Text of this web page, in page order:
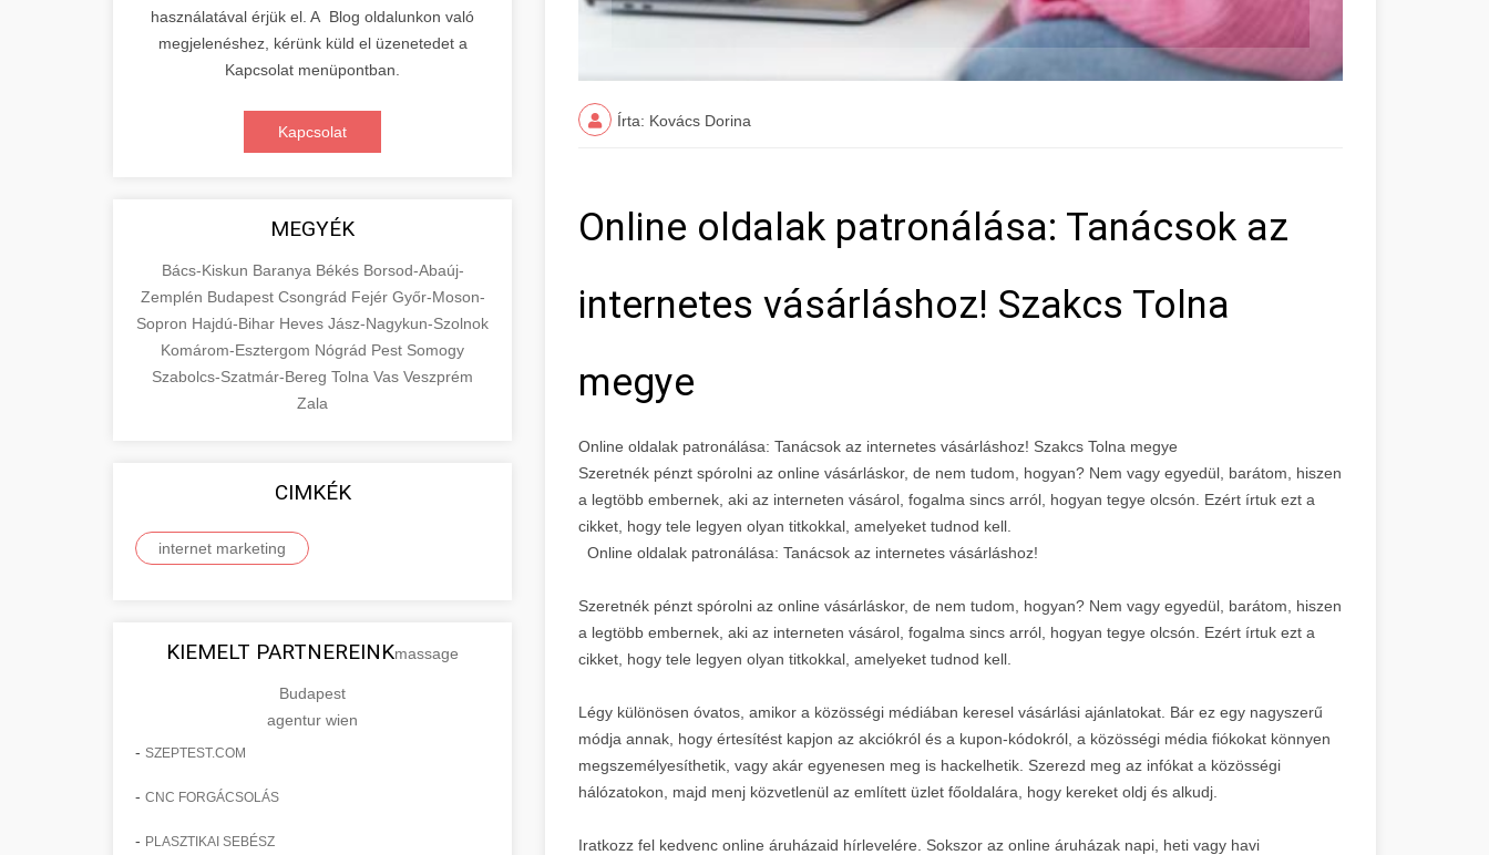
használatával érjük el. A Blog oldalunkon való
megjelenéshez, kérünk küld el üzenetedet a
Kapcsolat menüpontban.
Kapcsolat
MEGYÉK
Bács-Kiskun Baranya Békés Borsod-Abaúj-
Zemplén Budapest Csongrád Fejér Győr-Moson-
Sopron Hajdú-Bihar Heves Jász-Nagykun-Szolnok
Komárom-Esztergom Nógrád Pest Somogy
Szabolcs-Szatmár-Bereg Tolna Vas Veszprém
Zala
CIMKÉK
internet marketing
KIEMELT PARTNEREINKmassage
Budapest
agentur wien
- SZEPTEST.COM
- CNC FORGÁCSOLÁS
- PLASZTIKAI SEBÉSZ
Írta: Kovács Dorina
Online oldalak patronálása: Tanácsok az
internetes vásárláshoz! Szakcs Tolna
megye
Online oldalak patronálása: Tanácsok az internetes vásárláshoz! Szakcs Tolna megye
Szeretnék pénzt spórolni az online vásárláskor, de nem tudom, hogyan? Nem vagy egyedül, barátom, hiszen
a legtöbb embernek, aki az interneten vásárol, fogalma sincs arról, hogyan tegye olcsón. Ezért írtuk ezt a
cikket, hogy tele legyen olyan titkokkal, amelyeket tudnod kell.
Online oldalak patronálása: Tanácsok az internetes vásárláshoz!
Szeretnék pénzt spórolni az online vásárláskor, de nem tudom, hogyan? Nem vagy egyedül, barátom, hiszen
a legtöbb embernek, aki az interneten vásárol, fogalma sincs arról, hogyan tegye olcsón. Ezért írtuk ezt a
cikket, hogy tele legyen olyan titkokkal, amelyeket tudnod kell.
Légy különösen óvatos, amikor a közösségi médiában keresel vásárlási ajánlatokat. Bár ez egy nagyszerű
módja annak, hogy értesítést kapjon az akciókról és a kupon-kódokról, a közösségi média fiókokat könnyen
megszemélyesíthetik, vagy akár egyenesen meg is hackelhetik. Szerezd meg az infókat a közösségi
hálózatokon, majd menj közvetlenül az említett üzlet főoldalára, hogy kereket oldj és alkudj.
Iratkozz fel kedvenc online áruházaid hírlevelére. Sokszor az online áruházak napi, heti vagy havi